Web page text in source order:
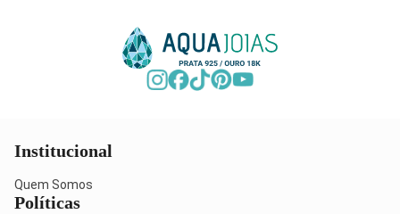
Institucional
Quem Somos
Políticas